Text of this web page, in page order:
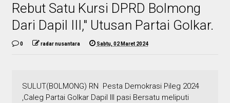
Rebut Satu Kursi DPRD Bolmong
Dari Dapil III," Utusan Partai Golkar.
0 radar nusantara Sabtu, 02 Maret 2024
SULUT(BOLMONG) RN Pesta Demokrasi Pileg 2024
,Caleg Partai Golkar Dapil III pasi Bersatu meliputi